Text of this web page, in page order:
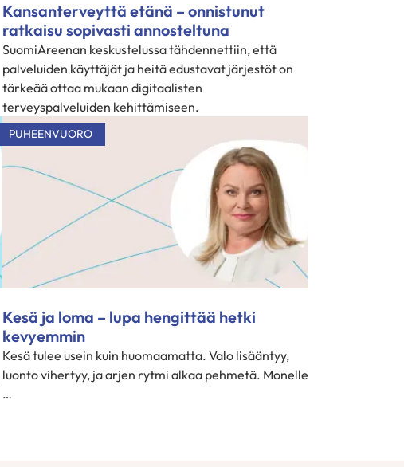
Kansanterveyttä etänä – onnistunut
ratkaisu sopivasti annosteltuna
SuomiAreenan keskustelussa tähdennettiin, että
palveluiden käyttäjät ja heitä edustavat järjestöt on
tärkeää ottaa mukaan digitaalisten
terveyspalveluiden kehittämiseen.
PUHEENVUORO
Kesä ja loma – lupa hengittää hetki
kevyemmin
Kesä tulee usein kuin huomaamatta. Valo lisääntyy,
luonto vihertyy, ja arjen rytmi alkaa pehmetä. Monelle
…